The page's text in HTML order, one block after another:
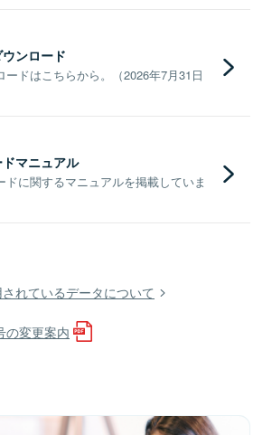
ンロード
ドはこちらから。（2026年7月31日
マニュアル
に関するマニュアルを掲載していま
れているデータについて
の変更案内